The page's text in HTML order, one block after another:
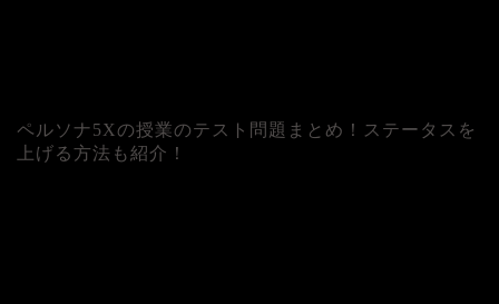
ペルソナ5Xの授業のテスト問題まとめ！ステータスを
上げる方法も紹介！